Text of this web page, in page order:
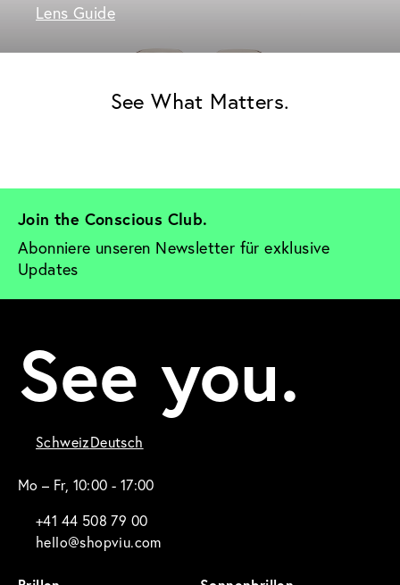
Lens Guide
See What Matters.
Join the Conscious Club.
Abonniere unseren Newsletter für exklusive
Updates
See you.
SchweizDeutsch
Mo – Fr, 10:00 - 17:00
+41 44 508 79 00
hello@shopviu.com